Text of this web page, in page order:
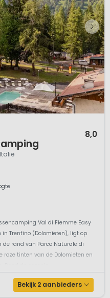
8,0
Val di Fiemme Easy
Trentino (Dolomieten), ligt op
de rand van Parco Naturale di
roze tinten van de Dolomieten en
Bekijk 2 aanbieders